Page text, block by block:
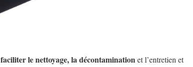
faciliter le nettoyage, la décontamination et l’entretien et